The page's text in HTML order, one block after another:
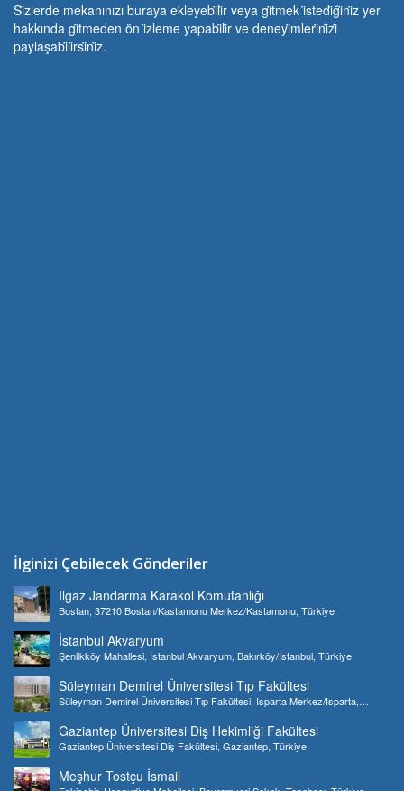
Si̇zlerde mekanınızı buraya ekleyebi̇li̇r veya gi̇tmek i̇stedi̇ği̇ni̇z yer
hakkında gi̇tmeden ön i̇zleme yapabi̇li̇r ve deneyi̇mleri̇ni̇zi̇
paylaşabi̇li̇rsi̇ni̇z.
İlginizi Çebilecek Gönderiler
Ilgaz Jandarma Karakol Komutanlığı
Bostan, 37210 Bostan/Kastamonu Merkez/Kastamonu, Türkiye
İstanbul Akvaryum
Şenlikköy Mahallesi, İstanbul Akvaryum, Bakırköy/İstanbul, Türkiye
Süleyman Demirel Üniversitesi Tıp Fakültesi
Süleyman Demirel Üniversitesi Tıp Fakültesi, Isparta Merkez/Isparta,
Gaziantep Üniversitesi Diş Hekimliği Fakültesi
Gaziantep Üniversitesi Diş Fakültesi, Gaziantep, Türkiye
Meşhur Tostçu İsmail